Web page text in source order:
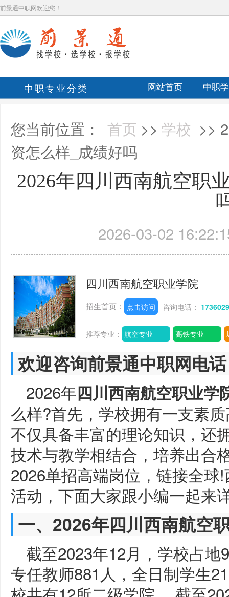
前景通中职网欢迎您！
中职专业分类 网站首页 中职
您当前位置： 首页 >> 学校 >>
资怎么样_成绩好吗
2026年四川西南航空职
2026-03-02
四川西南航空职业学院
招生首页： 点击访问 咨询电话：
推荐专业： 航空专业 高铁专业
欢迎咨询前景通中职网电
2026年四川西南航空职业学
么样?首先，学校拥有一支素
不仅具备丰富的理论知识，还
技术与教学相结合，培养出合
2026单招高端岗位，链接全
活动，下面大家跟小编一起来
一、2026年四川西南航空
截至2023年12月，学校占
专任教师881人，全日制学生